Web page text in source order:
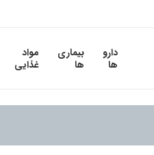
دارو
ها
بیماری
ها
مواد
غذایی